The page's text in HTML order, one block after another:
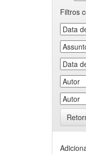
Filtros